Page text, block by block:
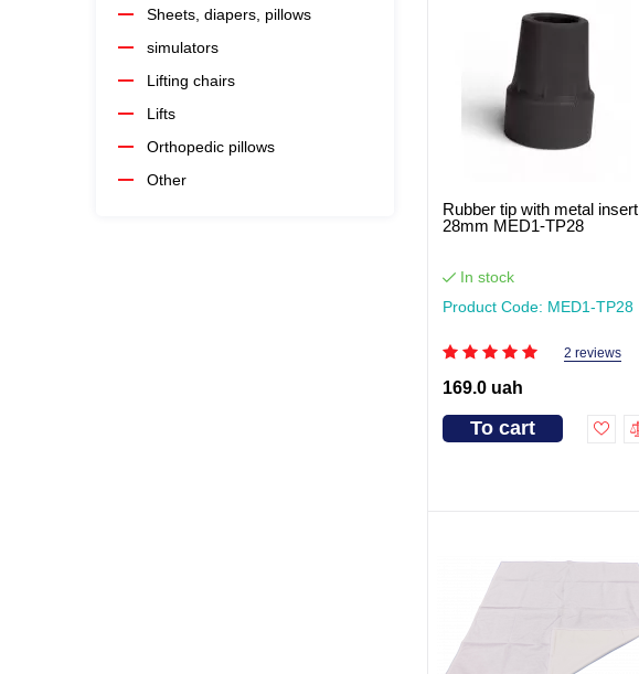
Sheets, diapers, pillows
simulators
Lifting chairs
Lifts
Orthopedic pillows
Other
Rubber tip with metal insert
28mm MED1-TP28
In stock
Product Code: MED1-TP28
2 reviews
169.0 uah
To cart